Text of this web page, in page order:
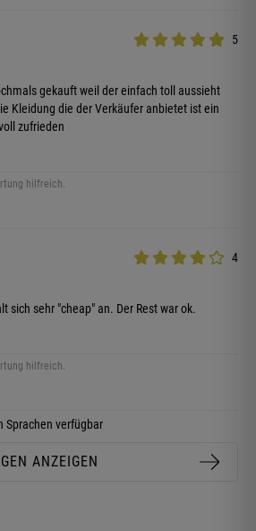
5
gekauft weil der einfach toll aussieht
Kleidung die der Verkäufer anbietet ist ein
zufrieden
hilfreich.
4
sich sehr "cheap" an. Der Rest war ok.
hilfreich.
Sprachen verfügbar
ANZEIGEN